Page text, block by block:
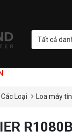
Tất cả
Loại Loa máy